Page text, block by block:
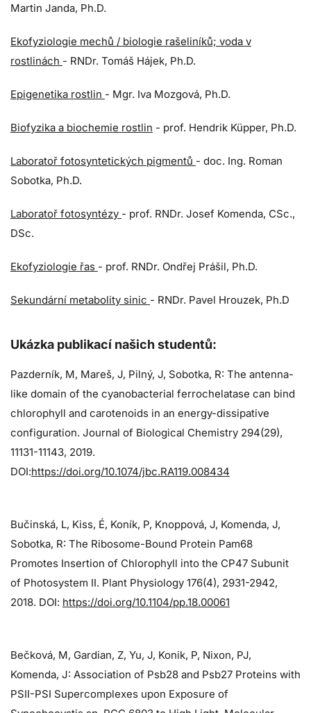
Martin Janda, Ph.D.
Ekofyziologie mechů / biologie rašeliníků; voda v
rostlinách - RNDr. Tomáš Hájek, Ph.D.
Epigenetika rostlin - Mgr. Iva Mozgová, Ph.D.
Biofyzika a biochemie rostlin - prof. Hendrik Küpper, Ph.D.
Laboratoř fotosyntetických pigmentů - doc. Ing. Roman
Sobotka, Ph.D.
Laboratoř fotosyntézy - prof. RNDr. Josef Komenda, CSc.,
DSc.
Ekofyziologie řas - prof. RNDr. Ondřej Prášil, Ph.D.
Sekundární metabolity sinic - RNDr. Pavel Hrouzek, Ph.D
Ukázka publikací našich studentů:
Pazderník, M, Mareš, J, Pilný, J, Sobotka, R: The antenna-
like domain of the cyanobacterial ferrochelatase can bind
chlorophyll and carotenoids in an energy-dissipative
configuration. Journal of Biological Chemistry 294(29),
11131-11143, 2019.
DOI:https://doi.org/10.1074/jbc.RA119.008434
Bučinská, L, Kiss, É, Koník, P, Knoppová, J, Komenda, J,
Sobotka, R: The Ribosome-Bound Protein Pam68
Promotes Insertion of Chlorophyll into the CP47 Subunit
of Photosystem II. Plant Physiology 176(4), 2931-2942,
2018. DOI: https://doi.org/10.1104/pp.18.00061
Bečková, M, Gardian, Z, Yu, J, Konik, P, Nixon, PJ,
Komenda, J: Association of Psb28 and Psb27 Proteins with
PSII-PSI Supercomplexes upon Exposure of